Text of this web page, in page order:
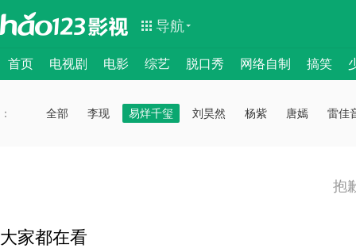
导航
首页 电视剧 电影 综艺 脱口秀 网络自制 搞笑
：： 全部 李现 易烊千玺 刘昊然 杨紫 唐嫣 雷佳
抱
大家都在看